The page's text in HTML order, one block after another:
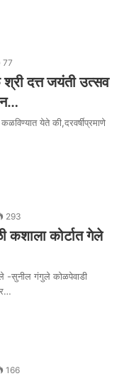
77
श्री दत्त जयंती उत्सव
येते की,दरवर्षीप्रमाणे
293
कशाला कोर्टात गेले
-सुनील गंगुले कोळपेवाडी
166